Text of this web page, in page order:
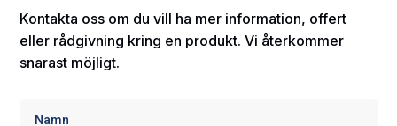
Kontakta oss om du vill ha mer information, offert
eller rådgivning kring en produkt. Vi återkommer
snarast möjligt.